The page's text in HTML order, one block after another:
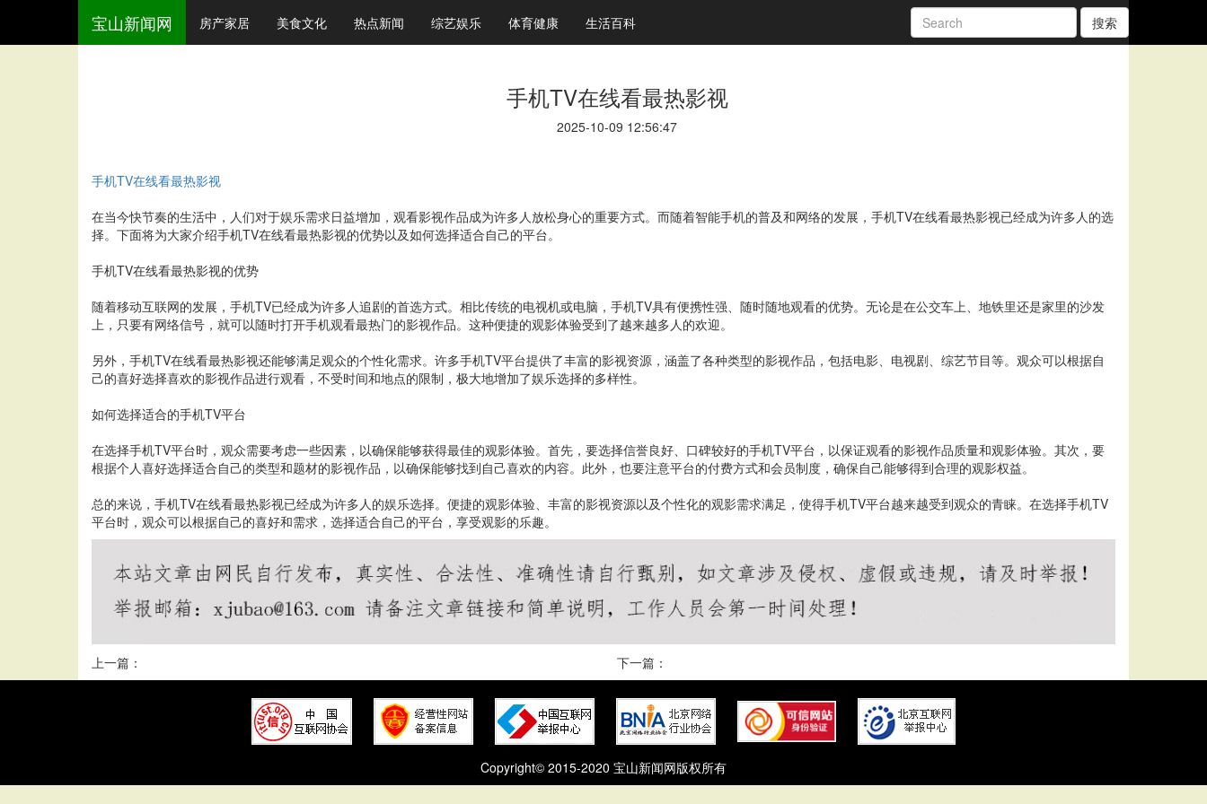
宝山新闻网 房产家居 美食文化 热点新闻 综艺娱乐 体育健康 生活百科 搜索
手机TV在线看最热影视
2025-10-09 12:56:47
手机TV在线看最热影视
在当今快节奏的生活中，人们对于娱乐需求日益增加，观看影视作品成为许多人放松身心的重要方式。而随着智能手机的普及和网络的发展，手机TV在线看最热影视已经成为许多人的选
择。下面将为大家介绍手机TV在线看最热影视的优势以及如何选择适合自己的平台。
手机TV在线看最热影视的优势
随着移动互联网的发展，手机TV已经成为许多人追剧的首选方式。相比传统的电视机或电脑，手机TV具有便携性强、随时随地观看的优势。无论是在公交车上、地铁里还是家里的沙发
上，只要有网络信号，就可以随时打开手机观看最热门的影视作品。这种便捷的观影体验受到了越来越多人的欢迎。
另外，手机TV在线看最热影视还能够满足观众的个性化需求。许多手机TV平台提供了丰富的影视资源，涵盖了各种类型的影视作品，包括电影、电视剧、综艺节目等。观众可以根据自
己的喜好选择喜欢的影视作品进行观看，不受时间和地点的限制，极大地增加了娱乐选择的多样性。
如何选择适合的手机TV平台
在选择手机TV平台时，观众需要考虑一些因素，以确保能够获得最佳的观影体验。首先，要选择信誉良好、口碑较好的手机TV平台，以保证观看的影视作品质量和观影体验。其次，要
根据个人喜好选择适合自己的类型和题材的影视作品，以确保能够找到自己喜欢的内容。此外，也要注意平台的付费方式和会员制度，确保自己能够得到合理的观影权益。
总的来说，手机TV在线看最热影视已经成为许多人的娱乐选择。便捷的观影体验、丰富的影视资源以及个性化的观影需求满足，使得手机TV平台越来越受到观众的青睐。在选择手机TV
平台时，观众可以根据自己的喜好和需求，选择适合自己的平台，享受观影的乐趣。
上一篇： 下一篇：
Copyright© 2015-2020 宝山新闻网版权所有